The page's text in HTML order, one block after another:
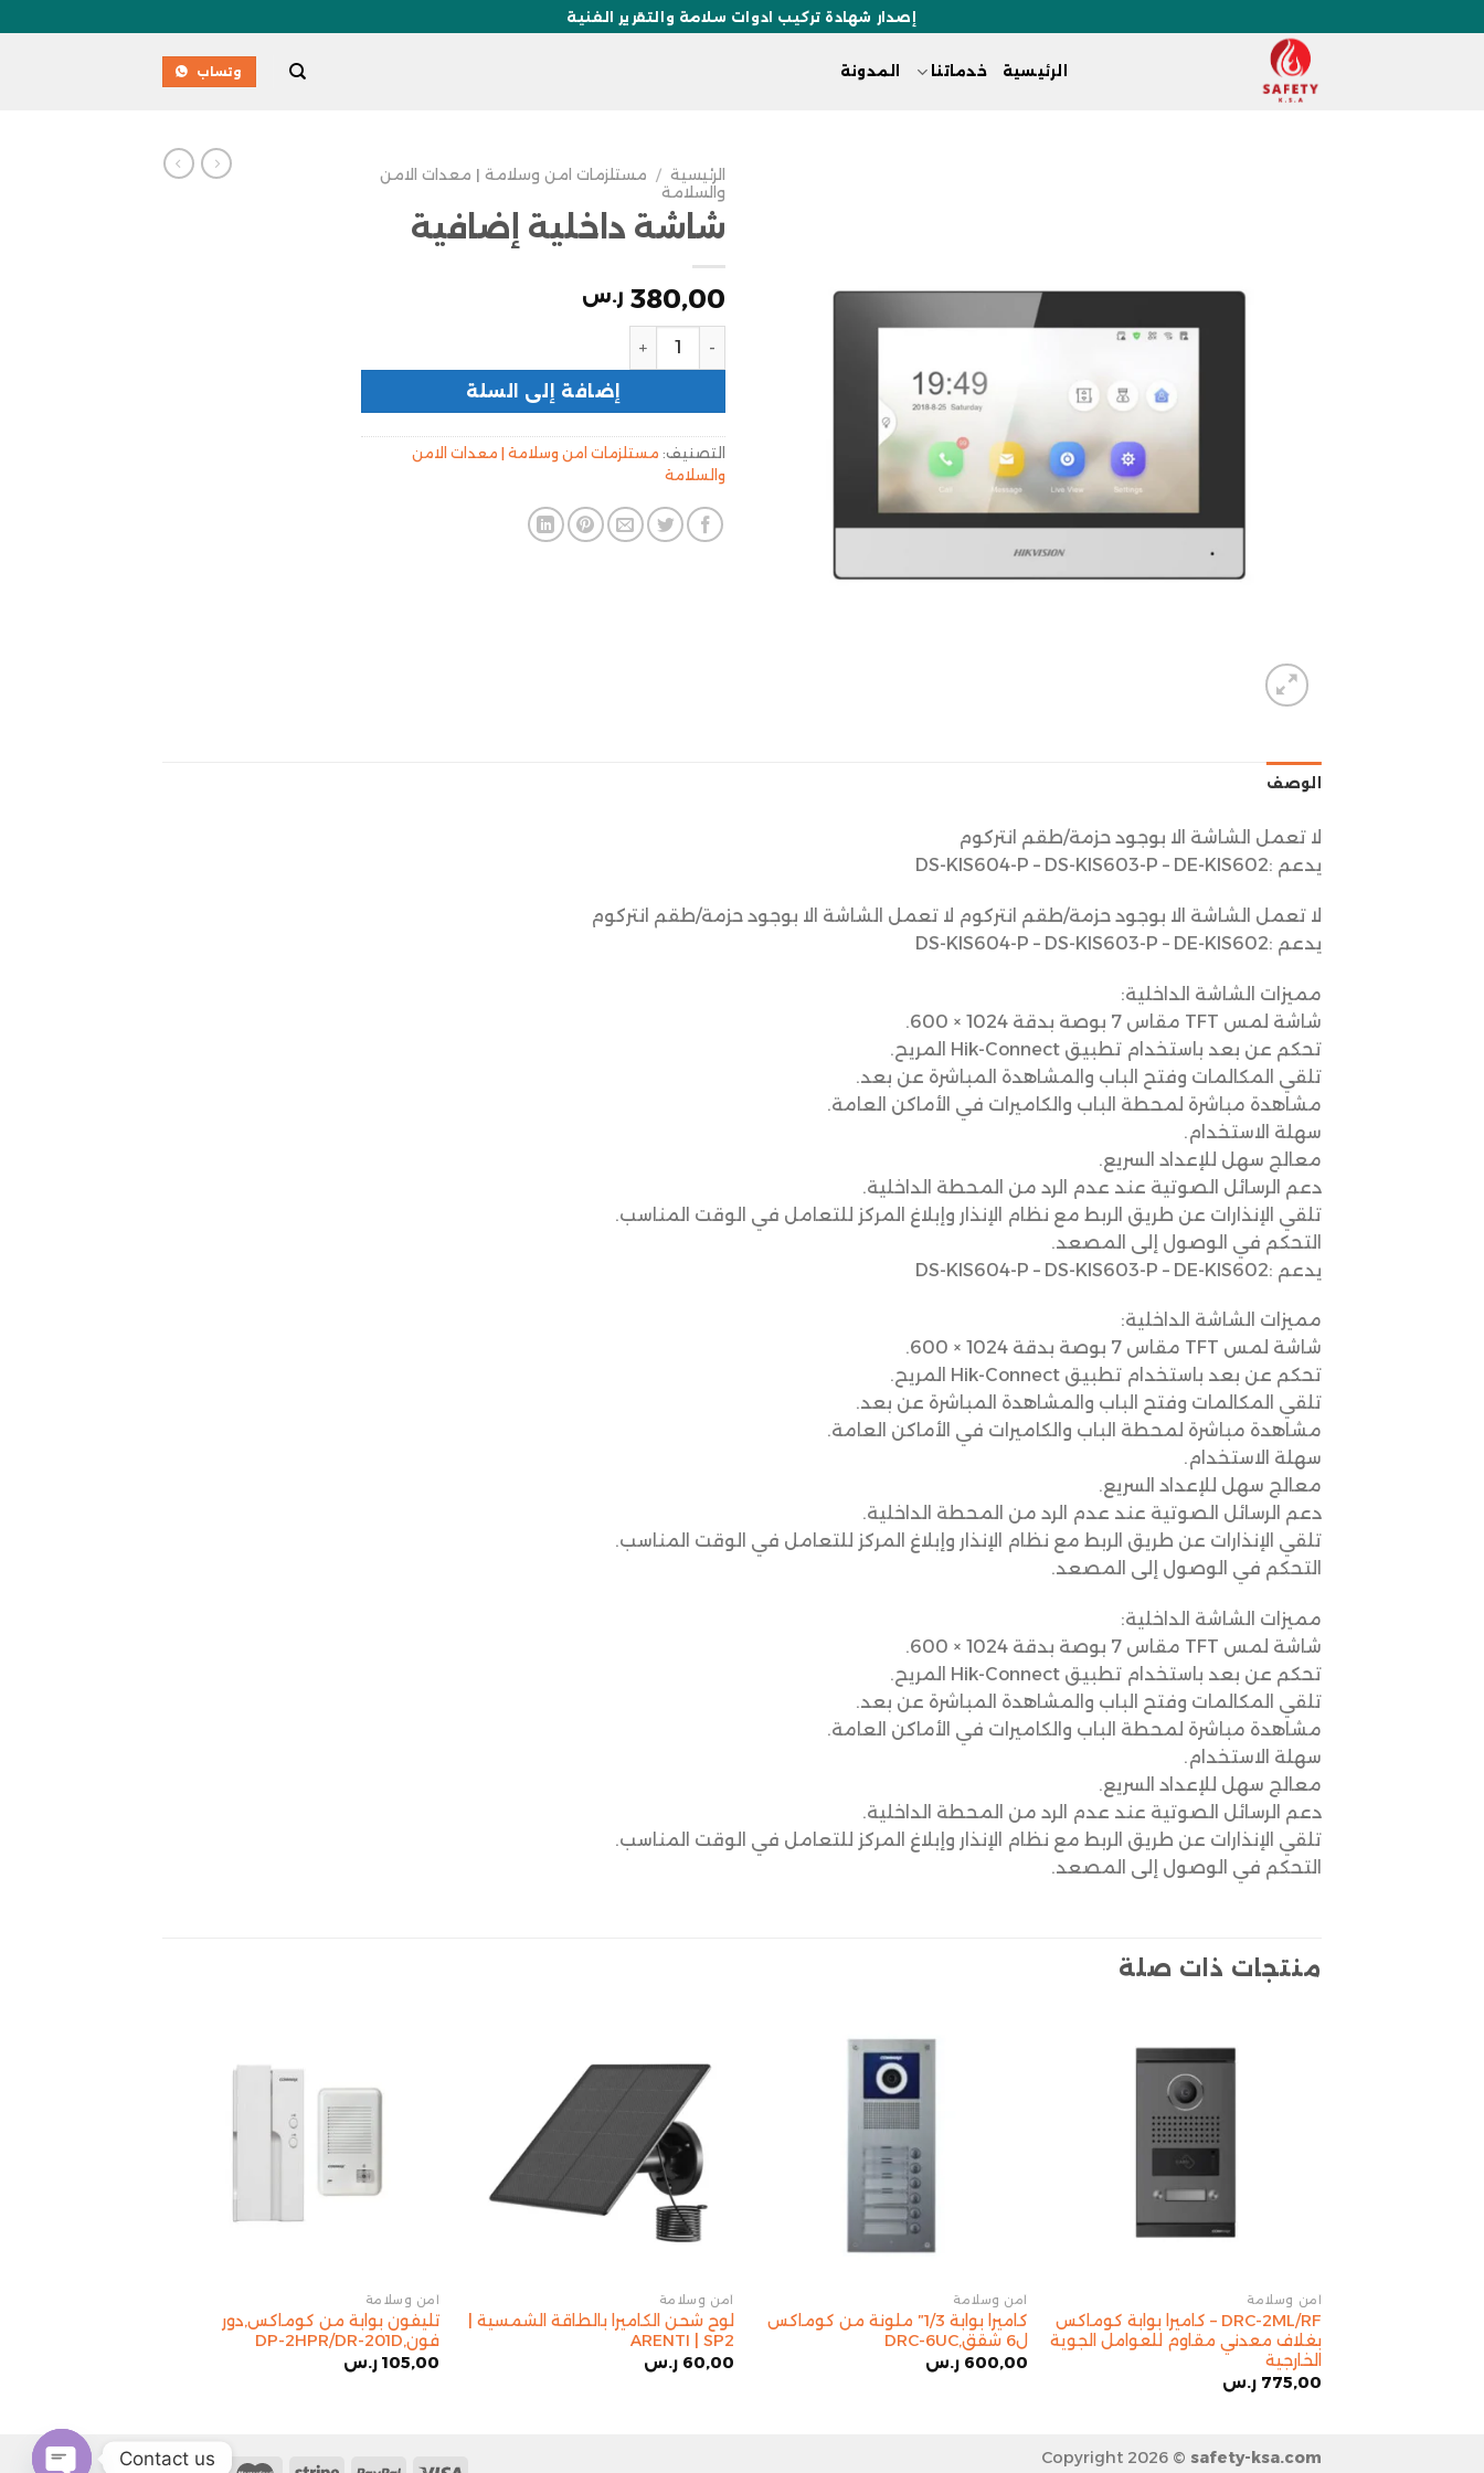
إصدار شهادة تركيب ادوات سلامة والتقرير الفنية
الرئيسية خدماتنا المدونة وتساب
الرئيسية /
مستلزمات امن وسلامة | معدات الامن
والسلامة
شاشة داخلية إضافية
380,00 ر.س
إضافة إلى السلة
التصنيف: مستلزمات امن وسلامة | معدات الامن
والسلامة
الوصف
لا تعمل الشاشة الا بوجود حزمة/طقم انتركوم
يدعم :DS-KIS604-P – DS-KIS603-P – DE-KIS602
لا تعمل الشاشة الا بوجود حزمة/طقم انتركوم لا تعمل الشاشة الا بوجود حزمة/طقم انتركوم
يدعم :DS-KIS604-P – DS-KIS603-P – DE-KIS602
مميزات الشاشة الداخلية:
شاشة لمس TFT مقاس 7 بوصة بدقة 1024 × 600.
تحكم عن بعد باستخدام تطبيق Hik-Connect المريح.
تلقي المكالمات وفتح الباب والمشاهدة المباشرة عن بعد.
مشاهدة مباشرة لمحطة الباب والكاميرات في الأماكن العامة.
سهلة الاستخدام.
معالج سهل للإعداد السريع.
دعم الرسائل الصوتية عند عدم الرد من المحطة الداخلية.
تلقي الإنذارات عن طريق الربط مع نظام الإنذار وإبلاغ المركز للتعامل في الوقت المناسب.
التحكم في الوصول إلى المصعد.
يدعم :DS-KIS604-P – DS-KIS603-P – DE-KIS602
مميزات الشاشة الداخلية:
شاشة لمس TFT مقاس 7 بوصة بدقة 1024 × 600.
تحكم عن بعد باستخدام تطبيق Hik-Connect المريح.
تلقي المكالمات وفتح الباب والمشاهدة المباشرة عن بعد.
مشاهدة مباشرة لمحطة الباب والكاميرات في الأماكن العامة.
سهلة الاستخدام.
معالج سهل للإعداد السريع.
دعم الرسائل الصوتية عند عدم الرد من المحطة الداخلية.
تلقي الإنذارات عن طريق الربط مع نظام الإنذار وإبلاغ المركز للتعامل في الوقت المناسب.
التحكم في الوصول إلى المصعد.
مميزات الشاشة الداخلية:
شاشة لمس TFT مقاس 7 بوصة بدقة 1024 × 600.
تحكم عن بعد باستخدام تطبيق Hik-Connect المريح.
تلقي المكالمات وفتح الباب والمشاهدة المباشرة عن بعد.
مشاهدة مباشرة لمحطة الباب والكاميرات في الأماكن العامة.
سهلة الاستخدام.
معالج سهل للإعداد السريع.
دعم الرسائل الصوتية عند عدم الرد من المحطة الداخلية.
تلقي الإنذارات عن طريق الربط مع نظام الإنذار وإبلاغ المركز للتعامل في الوقت المناسب.
التحكم في الوصول إلى المصعد.
منتجات ذات صلة
أمن وسلامة
DRC-2ML/RF – كاميرا بوابة كوماكس
بغلاف معدني مقاوم للعوامل الجوية
الخارجية
775,00 ر.س
أمن وسلامة
كاميرا بوابة 1/3″ ملونة من كوماكس
ل6 شقق,DRC-6UC
600,00 ر.س
أمن وسلامة
لوح شحن الكاميرا بالطاقة الشمسية |
ARENTI | SP2
60,00 ر.س
أمن وسلامة
تليفون بوابة من كوماكس,دور
فون,DP-2HPR/DR-201D
105,00 ر.س
Copyright 2026 © safety-ksa.com
Contact us